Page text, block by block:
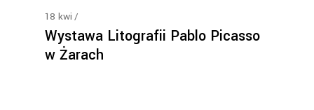
18 kwi
Wystawa Litografii Pablo Picasso
w Żarach